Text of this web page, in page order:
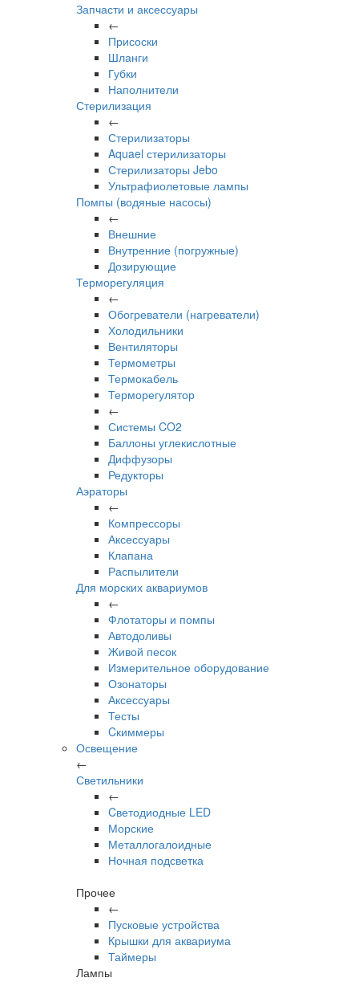
Запчасти и аксессуары
←
Присоски
Шланги
Губки
Наполнители
Стерилизация
←
Стерилизаторы
Aquael стерилизаторы
Стерилизаторы Jebo
Ультрафиолетовые лампы
Помпы (водяные насосы)
←
Внешние
Внутренние (погружные)
Дозирующие
Терморегуляция
←
Обогреватели (нагреватели)
Холодильники
Вентиляторы
Термометры
Термокабель
Терморегулятор
←
Системы CO2
Баллоны углекислотные
Диффузоры
Редукторы
Аэраторы
←
Компрессоры
Аксессуары
Клапана
Распылители
Для морских аквариумов
←
Флотаторы и помпы
Автодоливы
Живой песок
Измерительное оборудование
Озонаторы
Аксессуары
Тесты
Cкиммеры
Освещение
←
Светильники
←
Cветодиодные LED
Морские
Металлогалоидные
Ночная подсветка
Прочее
←
Пусковые устройства
Крышки для аквариума
Таймеры
Лампы